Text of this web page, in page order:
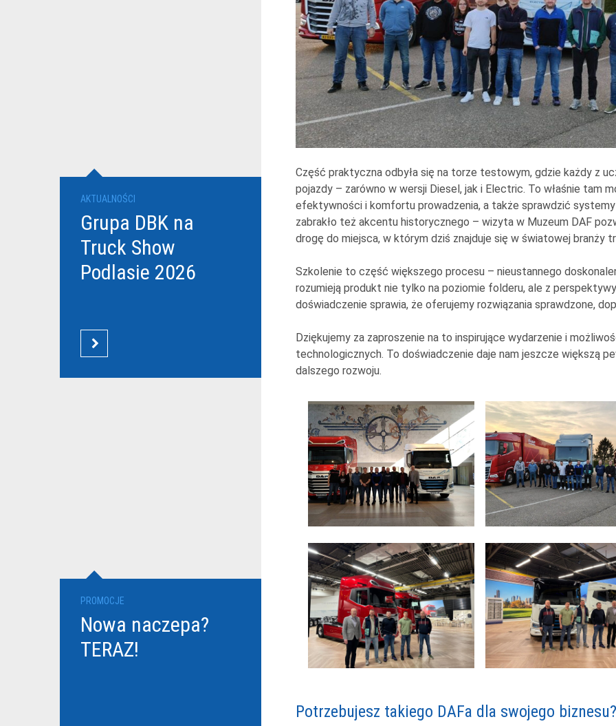
AKTUALNOŚCI
Grupa DBK na
Truck Show
Podlasie 2026
CZYTAJ WIĘCEJ
PROMOCJE
Nowa naczepa?
TERAZ!
Część praktyczna odbyła się na torze testowym, gdzie każdy z
pojazdy – zarówno w wersji Diesel, jak i Electric. To właśnie tam
efektywności i komfortu prowadzenia, a także sprawdzić
zabrakło też akcentu historycznego – wizyta w Muzeum DAF
drogę do miejsca, w którym dziś znajduje się w światowej branży
Szkolenie to część większego procesu – nieustannego
rozumieją produkt nie tylko na poziomie folderu, ale z
doświadczenie sprawia, że oferujemy rozwiązania sprawdzone,
Dziękujemy za zaproszenie na to inspirujące wydarzenie i
technologicznych. To doświadczenie daje nam jeszcze większą
dalszego rozwoju.
Potrzebujesz takiego DAFa dla swojego biznesu?